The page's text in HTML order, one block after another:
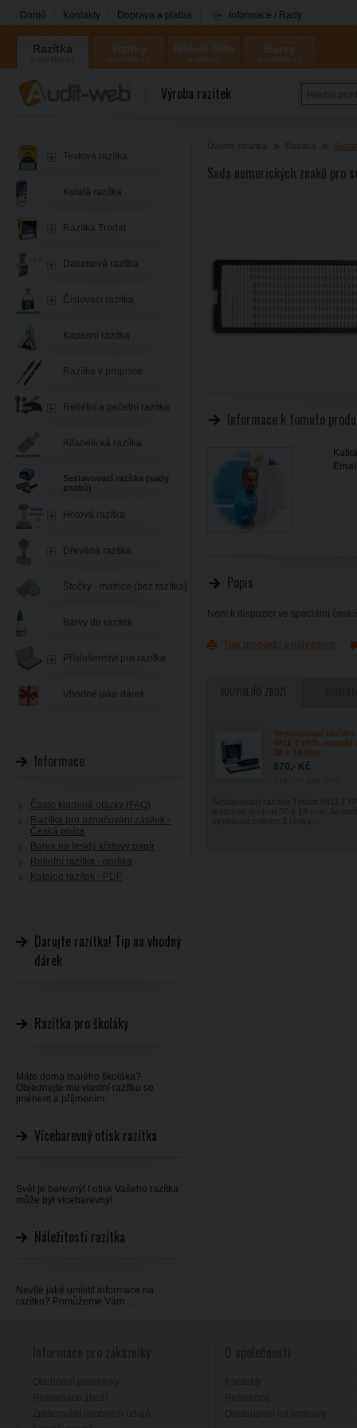
Domů Kontakty Doprava a platba Informace / Rady
Razítka
Coloris
Výroba razítek
Sada numerických znaků pro
Informace k tomuto
Popis
Není k dispozici ve speciální
Tisk produktu s náhledem
SOUVISEJÍCÍ ZBOŽÍ
Sestavovací razítko
4911 TYPO, rozměr
38 × 14 mm
870,- Kč
Textová razítka
Kulatá razítka
Razítka Trodat
Datumová razítka
Číslovací razítka
Kapesní razítka
Razítka v propisce
Reliéfní a pečetní razítka
Alfabetická razítka
Sestavovací razítka (sady
znaků)
Hotová razítka
Dřevěná razítka
Štočky - matrice (bez razítka)
Barvy do razítek
Příslušenství pro razítka
Vhodné jako dárek
Informace
Často kladené otázky (FAQ)
Razítka pro označování zásilek -
Česká pošta
Barva na lesklý křídový papír
Reliéfní razítka - grafika
Katalog razítek - PDF
Darujte razítka! Tip na vhodný
dárek
Razítka pro školáky
Máte doma malého školáka?
Objednejte mu vlastní razítko se
jménem a příjmením.
Vícebarevný otisk razítka
Svět je barevný! I otisk Vašeho razítka
může být vícebarevný!
Náležitosti razítka
Nevíte jaké umístit informace na
razítko? Pomůžeme Vám ...